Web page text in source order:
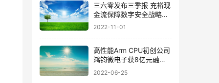
三六零发布三季报 充裕现
金流保障数字安全战略发
展
2022-11-01
高性能Arm CPU初创公司
鸿钧微电子获8亿元融
资，前浪潮副总裁创立
2022-06-25